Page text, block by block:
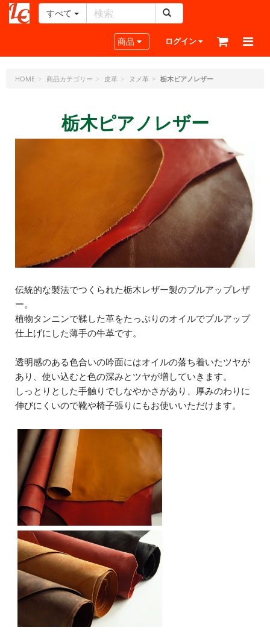
ー
ラ
ト・
すべて
Toggle navigation
商品 ログイン
HOME 商品カテゴリー 皮革 ヌメ革 栃木ピアノレザー
栃木ピアノレザー
伝統的な製法でつくられた栃木レザー製のプルアップレザ
ー。
植物タンニンで鞣した革をたっぷりのオイルでプルアップ
仕上げにした薄手の牛革です。
透明感のある色合いの吟面にはオイルの落ち着いたツヤが
あり、使い込むと色の深みとツヤが増していきます。
しっとりとした手触りでしなやかさがあり、厚みのわりに
伸びにくいので靴や椅子張りにもお使いいただけます。